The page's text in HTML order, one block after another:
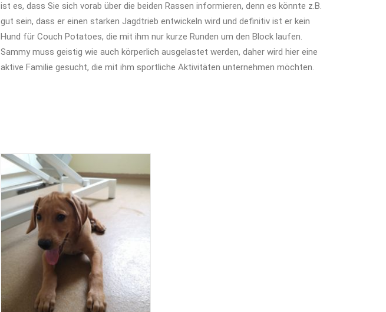
ist es, dass Sie sich vorab über die beiden Rassen informieren, denn es könnte z.B.
gut sein, dass er einen starken Jagdtrieb entwickeln wird und definitiv ist er kein
Hund für Couch Potatoes, die mit ihm nur kurze Runden um den Block laufen.
Sammy muss geistig wie auch körperlich ausgelastet werden, daher wird hier eine
aktive Familie gesucht, die mit ihm sportliche Aktivitäten unternehmen möchten.